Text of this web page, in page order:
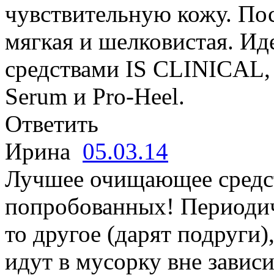
чувствительную кожу.
мягкая и шелковистая.
средствами IS
Serum и Pro-Heel.
Ответить
Ирина 05.03.14
Лучшее очищающее
попробованных!
то другое (дарят
идут в мусорку вне